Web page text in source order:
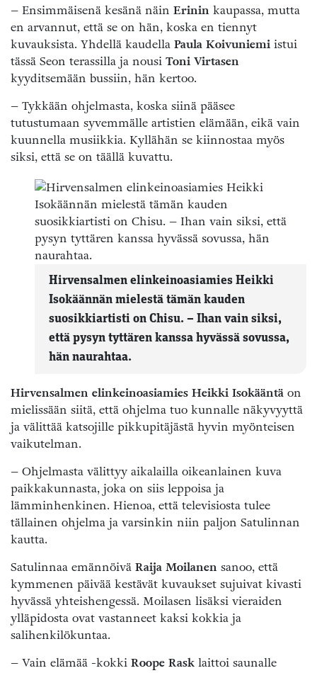
– Ensimmäisenä kesänä näin Erinin kaupassa, mutta
en arvannut, että se on hän, koska en tiennyt
kuvauksista. Yhdellä kaudella Paula Koivuniemi istui
tässä Seon terassilla ja nousi Toni Virtasen
kyyditsemään bussiin, hän kertoo.
– Tykkään ohjelmasta, koska siinä pääsee
tutustumaan syvemmälle artistien elämään, eikä vain
kuunnella musiikkia. Kyllähän se kiinnostaa myös
siksi, että se on täällä kuvattu.
Hirvensalmen elinkeinoasiamies Heikki
Isokäännän mielestä tämän kauden
suosikkiartisti on Chisu. – Ihan vain siksi,
että pysyn tyttären kanssa hyvässä sovussa,
hän naurahtaa.
Hirvensalmen elinkeinoasiamies Heikki Isokääntä on
mielissään siitä, että ohjelma tuo kunnalle näkyvyyttä
ja välittää katsojille pikkupitäjästä hyvin myönteisen
vaikutelman.
– Ohjelmasta välittyy aikalailla oikeanlainen kuva
paikkakunnasta, joka on siis leppoisa ja
lämminhenkinen. Hienoa, että televisiosta tulee
tällainen ohjelma ja varsinkin niin paljon Satulinnan
kautta.
Satulinnaa emännöivä Raija Moilanen sanoo, että
kymmenen päivää kestävät kuvaukset sujuivat kivasti
hyvässä yhteishengessä. Moilasen lisäksi vieraiden
ylläpidosta ovat vastanneet kaksi kokkia ja
salihenkilökuntaa.
– Vain elämää -kokki Roope Rask laittoi saunalle